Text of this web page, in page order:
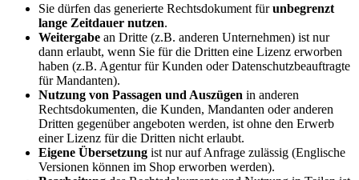
Sie dürfen das generierte Rechtsdokument fürunbegrenzt
lange Zeitdauer nutzen.
Weitergabe an Dritte (z.B. anderen Unternehmen) ist nur
dann erlaubt, wenn Sie für die Dritten eine Lizenz erworben
haben (z.B. Agentur für Kunden oder Datenschutzbeauftragte
für Mandanten).
Nutzung von Passagen und Auszügen in anderen
Rechtsdokumenten, die Kunden, Mandanten oder anderen
Dritten gegenüber angeboten werden, ist ohne den Erwerb
einer Lizenz für die Dritten nicht erlaubt.
Eigene Übersetzung ist nur auf Anfrage zulässig (Englische
Versionen können im Shop erworben werden).